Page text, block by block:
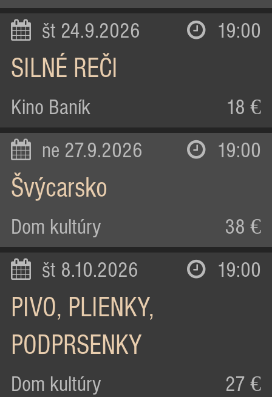
št 24.9.2026 19:00
SILNÉ REČI
Kino Baník 18 €
ne 27.9.2026 19:00
Švýcarsko
Dom kultúry 38 €
št 8.10.2026 19:00
PIVO, PLIENKY,
PODPRSENKY
Dom kultúry 27 €